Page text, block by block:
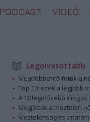
PODCAST VIDEÓ
Legolvasottabb
Megdöbbentő fotók a
Top 10: ezek a legjobb
A 10 legütősebb drogos
Megjöttek a meztelen
Meztelenség és